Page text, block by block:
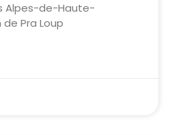
Alpes-de-Haute-
Pra Loup